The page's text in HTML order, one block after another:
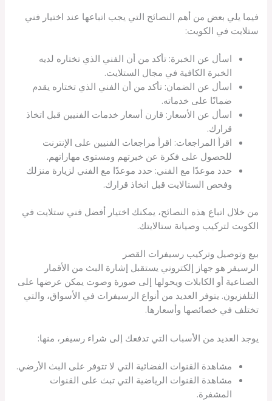
فيما يلي بعض من أهم النصائح التي يجب اتباعها عند اختيار فني
ستلايت في الكويت:
اسأل عن الخبرة: تأكد من أن الفني الذي تختاره لديه
الخبرة الكافية في مجال الستلايت.
اسأل عن الضمان: تأكد من أن الفني الذي تختاره يقدم
ضمانًا على خدماته.
اسأل عن الأسعار: قارن أسعار خدمات الفنيين قبل اتخاذ
قرارك.
اقرأ المراجعات: اقرأ مراجعات الفنيين على الإنترنت
للحصول على فكرة عن خبرتهم ومستوى مهاراتهم.
حدد موعدًا مع الفني: حدد موعدًا مع الفني لزيارة منزلك
وفحص الستالايت قبل اتخاذ قرارك.
من خلال اتباع هذه النصائح، يمكنك اختيار أفضل فني ستلايت في
الكويت لتركيب وصيانة ستالايتك.
بيع وتوصيل وتركيب رسيفرات القصر
الرسيفر هو جهاز إلكتروني يستقبل إشارة البث من الأقمار
الصناعية أو الكابلات ويحولها إلى صورة وصوت يمكن عرضها على
التلفزيون. يتوفر العديد من أنواع الرسيفرات في الأسواق، والتي
تختلف في خصائصها وأسعارها.
يوجد العديد من الأسباب التي تدفعك إلى شراء رسيفر، منها:
مشاهدة القنوات الفضائية التي لا تتوفر على البث الأرضي.
مشاهدة القنوات الرياضية التي تبث على القنوات
المشفرة.